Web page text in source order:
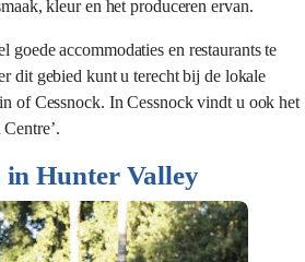
kleur en het produceren ervan.
accommodaties en restaurants te
dit gebied kunt u terecht bij de lokale
of Cessnock. In Cessnock vindt u ook het
in Hunter Valley